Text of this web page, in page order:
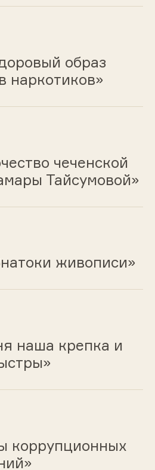
образ
наркотиков»
чеченской
Тайсумовой»
живописи»
наша крепка и
коррупционных